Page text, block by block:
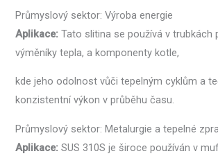
Průmyslový sektor: Výroba energie
Aplikace: Tato slitina se používá v trubkách
výměníky tepla, a komponenty kotle,
kde jeho odolnost vůči tepelným cyklům a
konzistentní výkon v průběhu času.
Průmyslový sektor: Metalurgie a tepelné
Aplikace: SUS 310S je široce používán v